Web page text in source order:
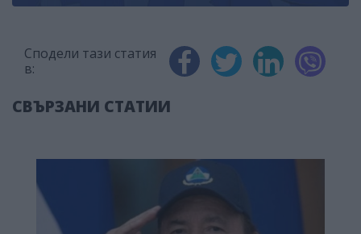
Сподели тази статия
в:
СВЪРЗАНИ СТАТИИ